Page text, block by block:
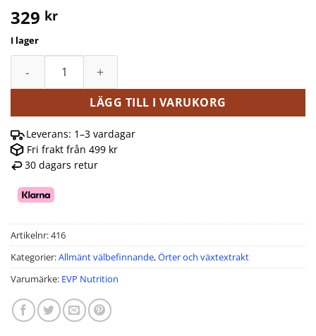
329 kr
I lager
LÄGG TILL I VARUKORG
Leverans: 1–3 vardagar
Fri frakt från 499 kr
30 dagars retur
Artikelnr:416
Kategorier:Allmänt välbefinnande,Örter och växtextrakt
Varumärke: EVP Nutrition